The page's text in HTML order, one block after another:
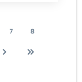
7
8